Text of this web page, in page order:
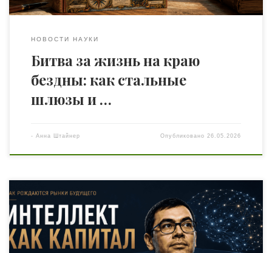
НОВОСТИ НАУКИ
Битва за жизнь на краю
бездны: как стальные
шлюзы и …
- Анна Штайнер Опубликовано 26.05.2026
Как Демис Хассабис превратил искусственный
интеллект в стратегическую индустрию XXI века В
начале XXI века человечество столкнулось с необычным
историческим переходом. На протяжении столетий